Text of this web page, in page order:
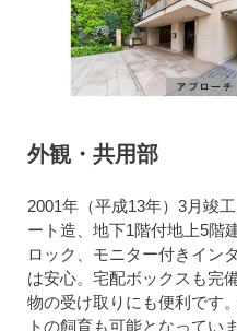
外観・共用部
2001年（平成13年）3月竣
ート造、地下1階付地上5階
ロック、モニター付きイン
は安心。宅配ボックスも完
物の受け取りにも便利です
トの飼育も可能となってい